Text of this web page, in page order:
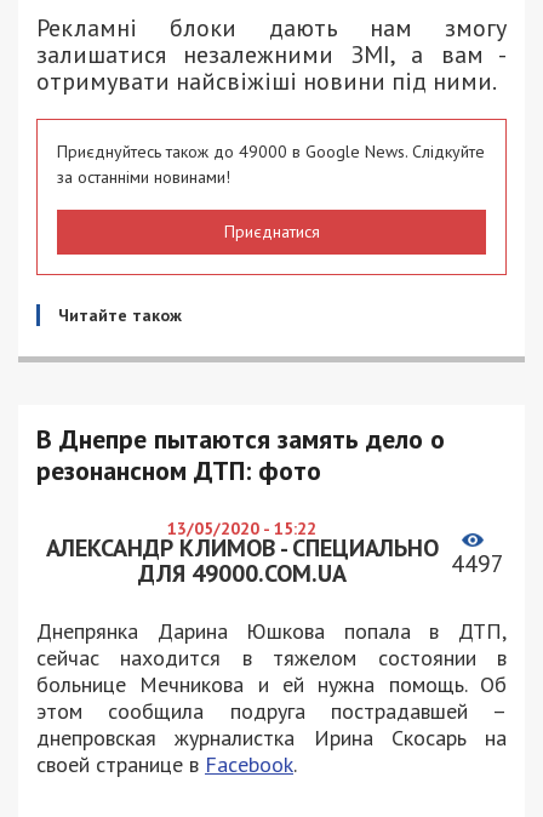
Рекламні блоки дають нам змогу
залишатися незалежними ЗМІ, а вам -
отримувати найсвіжіші новини під ними.
Приєднуйтесь також до 49000 в Google News. Слідкуйте
за останніми новинами!
Приєднатися
Читайте також
В Днепре пытаются замять дело о
резонансном ДТП: фото
13/05/2020 - 15:22
АЛЕКСАНДР КЛИМОВ - СПЕЦИАЛЬНО
ДЛЯ 49000.COM.UA
4497
Днепрянка Дарина Юшкова попала в ДТП,
сейчас находится в тяжелом состоянии в
больнице Мечникова и ей нужна помощь. Об
этом сообщила подруга пострадавшей –
днепровская журналистка Ирина Скосарь на
своей странице в Facebook.